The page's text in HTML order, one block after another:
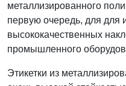
металлизированного
первую очередь, для для
высококачественных
промышленного
Этикетки из